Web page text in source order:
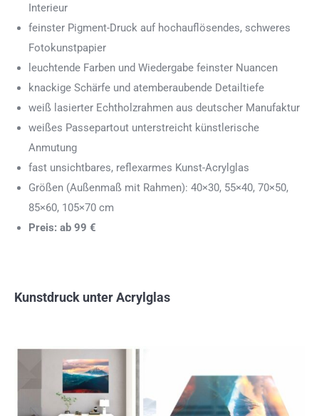
Interieur
feinster Pigment-Druck auf hochauflösendes, schweres
Fotokunstpapier
leuchtende Farben und Wiedergabe feinster Nuancen
knackige Schärfe und atemberaubende Detailtiefe
weiß lasierter Echtholzrahmen aus deutscher Manufaktur
weißes Passepartout unterstreicht künstlerische
Anmutung
fast unsichtbares, reflexarmes Kunst-Acrylglas
Größen (Außenmaß mit Rahmen): 40×30, 55×40, 70×50,
85×60, 105×70 cm
Preis: ab 99 €
Kunstdruck unter Acrylglas